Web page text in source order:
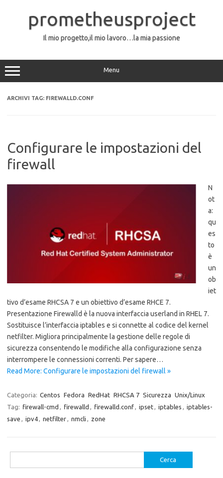
contenutoprometheusproject
Il mio progetto,il mio lavoro…la mia passione
Menu
ARCHIVI TAG: FIREWALLD.CONF
Configurare le impostazioni del
firewall
N
ot
a:
qu
es
to
è
un
ob
iet
tivo d’esame RHCSA 7 e un obiettivo d’esame RHCE 7.
Presentazione Firewalld è la nuova interfaccia userland in RHEL 7.
Sostituisce l’interfaccia iptables e si connette al codice del kernel
netfilter. Migliora principalmente la gestione delle regole di
sicurezza consentendo le modifiche alla configurazione senza
interrompere le connessioni correnti. Per sapere…
Read More: Configurare le impostazioni del firewall »
Categoria: Centos Fedora RedHat RHCSA 7 Sicurezza Unix/Linux
Tag: firewall-cmd , firewalld , firewalld.conf, ipset, iptables , iptables-
save , ipv4, netfilter, nmcli , zone
per: